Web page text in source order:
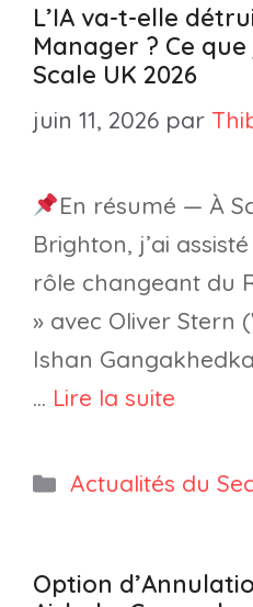
L’IA va-t-elle
Manager ? Ce
Scale UK 2026
juin 11, 2026 par
En résumé — À
Brighton, j’ai
rôle changeant du
» avec Oliver Stern
Ishan
… Lire la suite
Catégories
Actualités du
Option